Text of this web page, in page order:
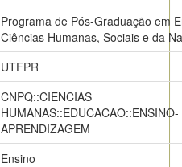
Programa de Pós-Graduação em
Ciências Humanas, Sociais e da
UTFPR
CNPQ::CIENCIAS
HUMANAS::EDUCACAO::ENSINO-
APRENDIZAGEM
Ensino